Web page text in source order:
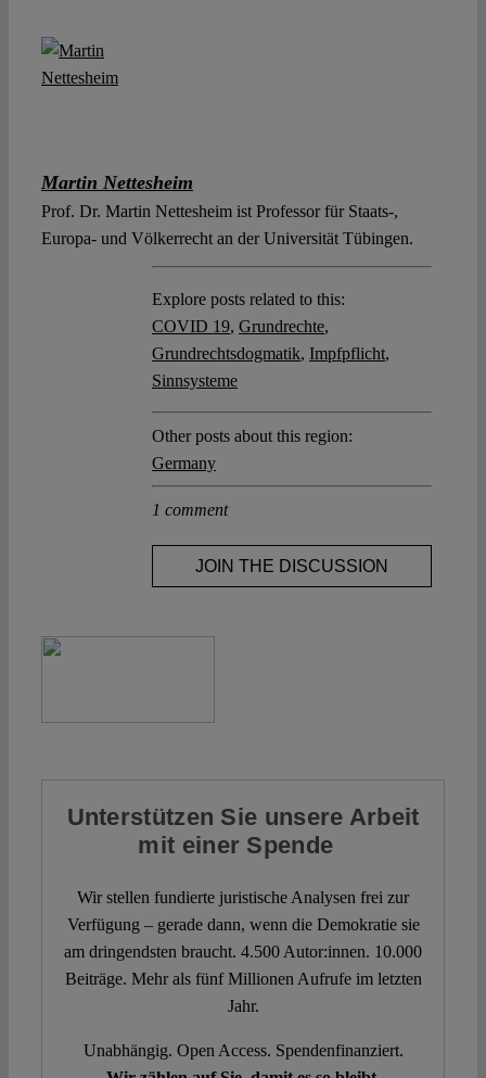
Martin Nettesheim
Prof. Dr. Martin Nettesheim ist Professor für Staats-,
Europa- und Völkerrecht an der Universität Tübingen.
Explore posts related to this:
COVID 19, Grundrechte,
Grundrechtsdogmatik, Impfpflicht,
Sinnsysteme
Other posts about this region:
Germany
1 comment
JOIN THE DISCUSSION
Unterstützen Sie unsere Arbeit
mit einer Spende
Wir stellen fundierte juristische Analysen frei zur
Verfügung – gerade dann, wenn die Demokratie sie
am dringendsten braucht. 4.500 Autor:innen. 10.000
Beiträge. Mehr als fünf Millionen Aufrufe im letzten
Jahr.
Unabhängig. Open Access. Spendenfinanziert.